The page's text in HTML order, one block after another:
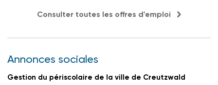
Consulter toutes les offres d'emploi
Annonces sociales
Gestion du périscolaire de la ville de Creutzwald